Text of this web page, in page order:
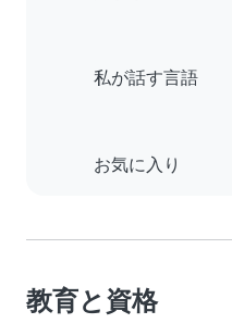
私が話す言語
お気に入り
教育と資格